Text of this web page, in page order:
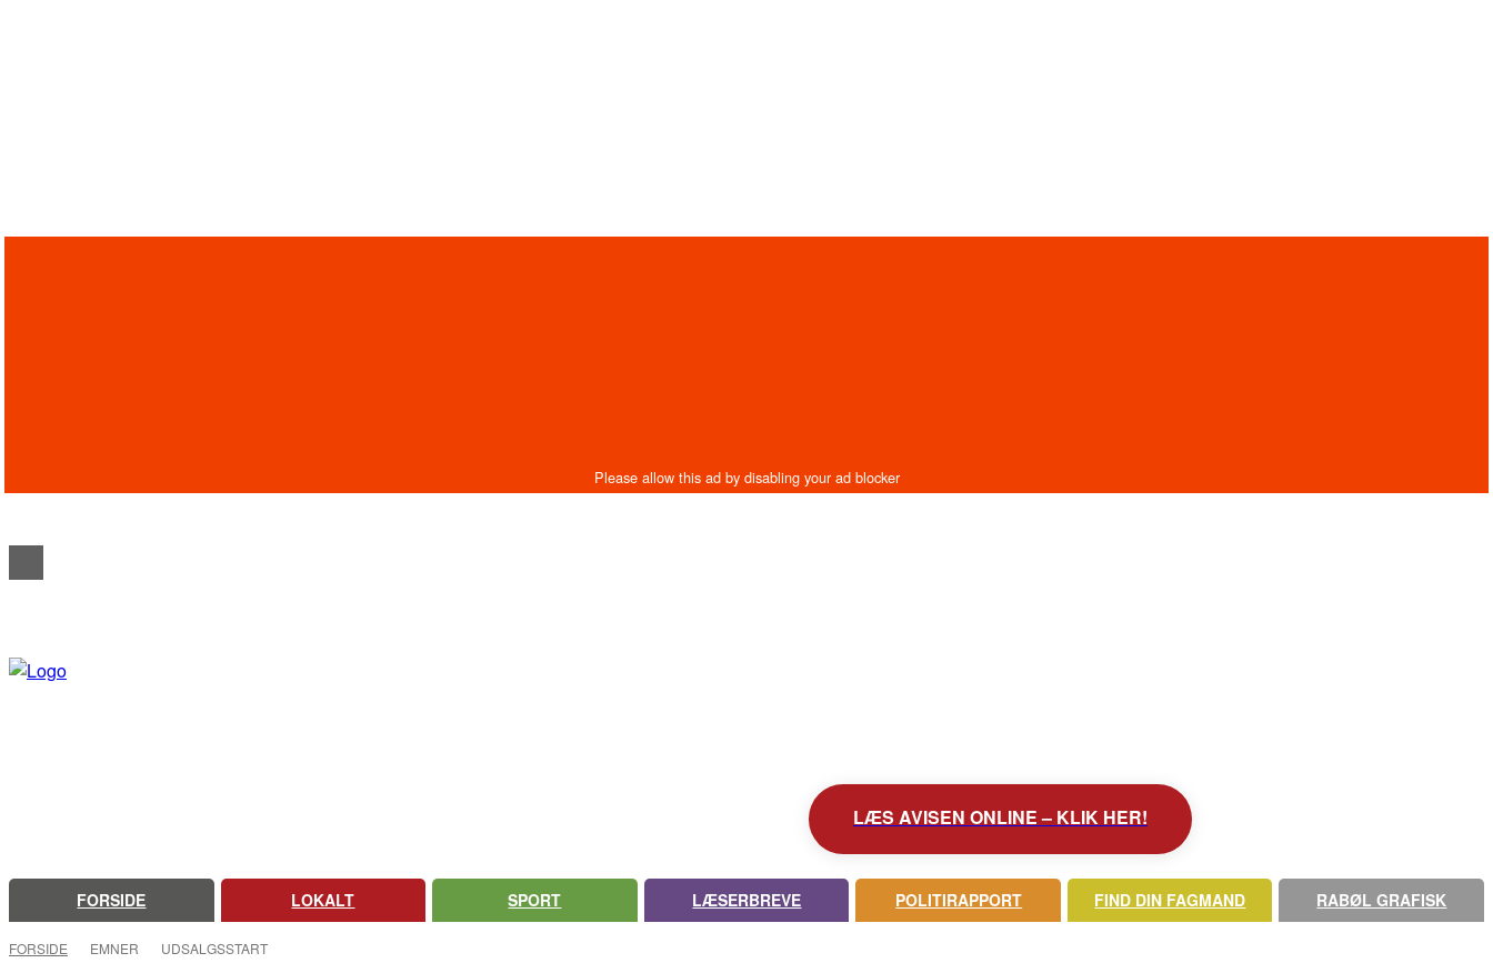
LÆS AVISEN ONLINE – KLIK HER!
FORSIDE LOKALT SPORT LÆSERBREVE POLITIRAPPORT FIND DIN FAGMAND RABØL GRAFISK
FORSIDE EMNER UDSALGSSTART